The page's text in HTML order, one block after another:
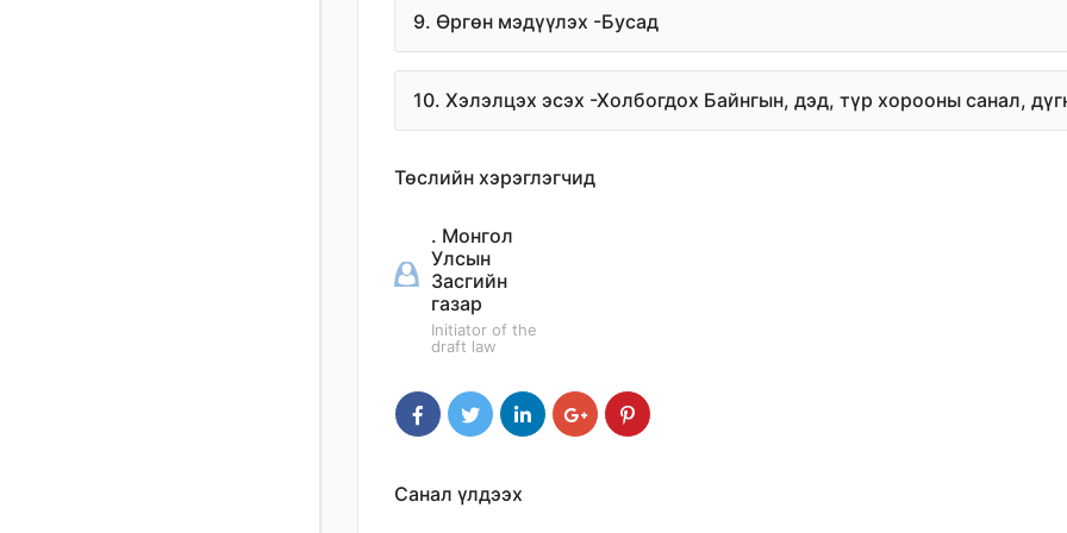
9. Өргөн мэдүүлэх -Бусад
10. Хэлэлцэх эсэх -Холбогдох Байнгын, дэд, түр хорооны санал,
Төслийн хэрэглэгчид
. Монгол
Улсын
Засгийн
газар
Initiator of the
draft law
Санал үлдээх